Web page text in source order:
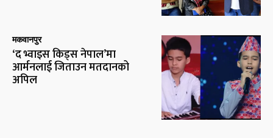
मकवानपुर
‘द भ्वाइस किड्स नेपाल’मा
आर्मनलाई जिताउन मतदानको
अपिल